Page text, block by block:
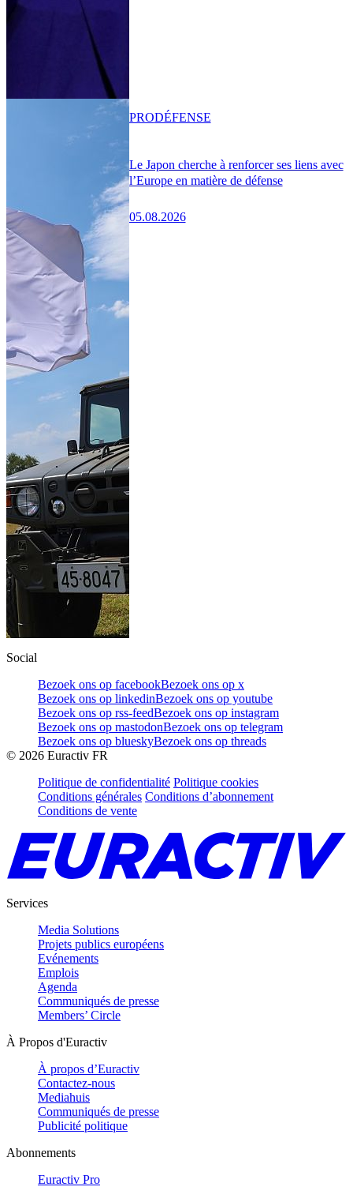
Le Japon cherche à renforcer ses liens avec
l’Europe en matière de défense
05.08.2026
PRODÉFENSE
Social
Bezoek ons op facebookBezoek ons op x
Bezoek ons op linkedinBezoek ons op youtube
Bezoek ons op rss-feedBezoek ons op instagram
Bezoek ons op mastodonBezoek ons op telegram
Bezoek ons op blueskyBezoek ons op threads
© 2026 Euractiv FR
Politique de confidentialité Politique cookies
Conditions générales Conditions d’abonnement
Conditions de vente
Services
Media Solutions
Projets publics européens
Evénements
Emplois
Agenda
Communiqués de presse
Members’ Circle
À Propos d'Euractiv
À propos d’Euractiv
Contactez-nous
Mediahuis
Communiqués de presse
Publicité politique
Abonnements
Euractiv Pro